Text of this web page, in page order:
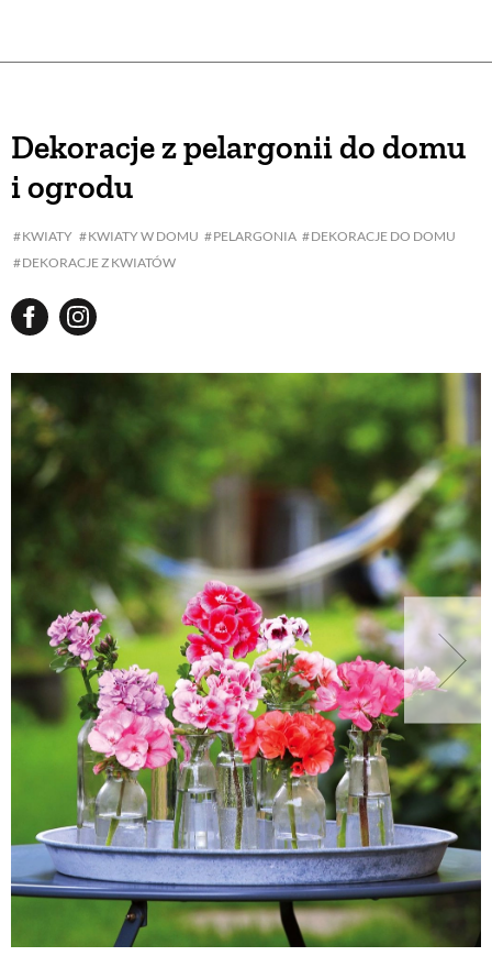
Dekoracje z pelargonii do domu
i ogrodu
KWIATY KWIATY W DOMU PELARGONIA
DEKORACJE DO DOMU
DEKORACJE Z KWIATÓW